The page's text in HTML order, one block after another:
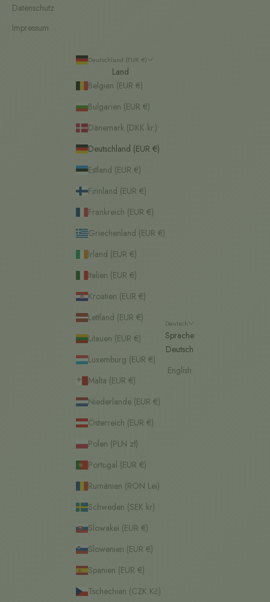
Datenschutz
Impressum
Deutschland (EUR €)
Land
Belgien (EUR €)
Bulgarien (EUR €)
Dänemark (DKK kr.)
Deutschland (EUR €)
Estland (EUR €)
Finnland (EUR €)
Frankreich (EUR €)
Griechenland (EUR €)
Irland (EUR €)
Italien (EUR €)
Kroatien (EUR €)
Lettland (EUR €)
Litauen (EUR €)
Luxemburg (EUR €)
Malta (EUR €)
Niederlande (EUR €)
Österreich (EUR €)
Polen (PLN zł)
Portugal (EUR €)
Rumänien (RON Lei)
Schweden (SEK kr)
Slowakei (EUR €)
Slowenien (EUR €)
Spanien (EUR €)
Tschechien (CZK Kč)
Deutsch
Sprache
Deutsch
English